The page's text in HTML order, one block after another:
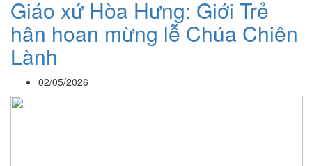
Giáo xứ Hòa Hưng: Giới Trẻ
hân hoan mừng lễ Chúa Chiên
Lành
02/05/2026